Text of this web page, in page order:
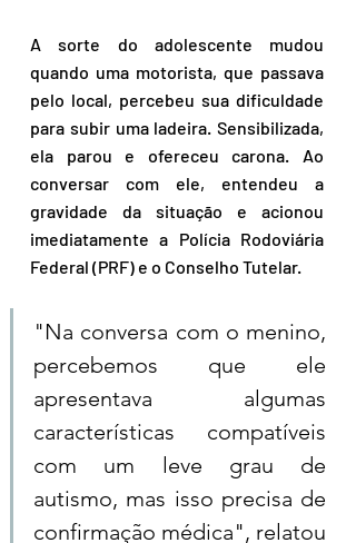
A sorte do adolescente mudou
quando uma motorista, que passava
pelo local, percebeu sua dificuldade
para subir uma ladeira. Sensibilizada,
ela parou e ofereceu carona. Ao
conversar com ele, entendeu a
gravidade da situação e acionou
imediatamente a Polícia Rodoviária
Federal (PRF) e o Conselho Tutelar.
"Na conversa com o menino,
percebemos que ele
apresentava algumas
características compatíveis
com um leve grau de
autismo, mas isso precisa de
confirmação médica", relatou